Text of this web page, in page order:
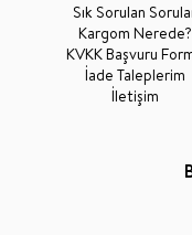
Sık Sorulan
Kargom Nerede?
KVKK Başvuru
İade Taleplerim
İletişim